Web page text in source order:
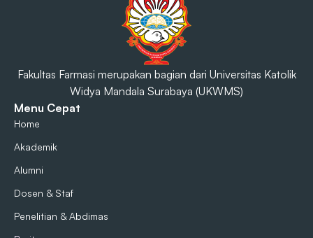
Fakultas Farmasi merupakan bagian dari Universitas Katolik
Widya Mandala Surabaya (UKWMS)
Menu Cepat
Home
Akademik
Alumni
Dosen & Staf
Penelitian & Abdimas